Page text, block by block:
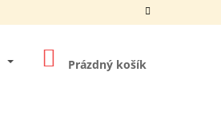
NÁKUPNÍ
KOŠÍK
Prázdný košík